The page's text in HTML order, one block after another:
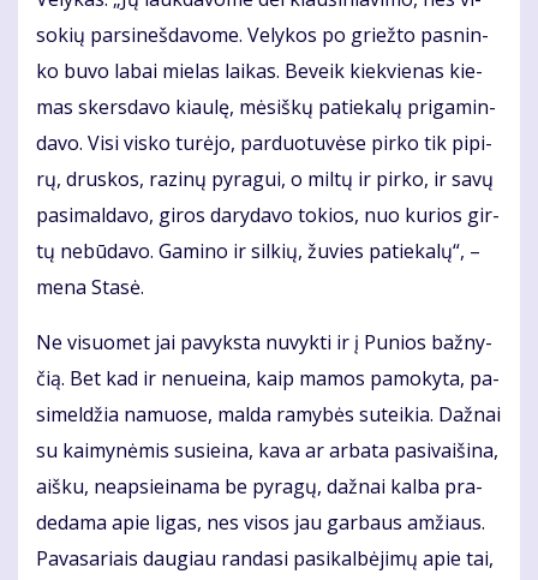
so­kių par­si­neš­da­vo­me. Ve­ly­kos po griež­to pas­nin­
ko bu­vo la­bai mie­las lai­kas. Be­veik kiek­vie­nas kie­
mas skers­da­vo kiau­lę, mė­siš­kų pa­tie­ka­lų pri­ga­min­
da­vo. Vi­si vis­ko tu­rė­jo, par­duo­tu­vė­se pir­ko tik pi­pi­
rų, drus­kos, ra­zi­nų py­ra­gui, o mil­tų ir pir­ko, ir sa­vų
pa­si­mal­da­vo, gi­ros da­ry­da­vo to­kios, nuo ku­rios gir­
tų ne­bū­da­vo. Ga­mi­no ir sil­kių, žu­vies pa­tie­ka­lų“, –
me­na Sta­sė.
Ne vi­suo­met jai pa­vyks­ta nu­vyk­ti ir į Pu­nios baž­ny­
čią. Bet kad ir ne­nu­ei­na, kaip ma­mos pa­mo­ky­ta, pa­
si­mel­džia na­muo­se, mal­da ra­my­bės su­tei­kia. Daž­nai
su kai­my­nė­mis su­si­ei­na, ka­va ar ar­ba­ta pa­si­vai­ši­na,
aiš­ku, neap­si­ei­na­ma be py­ra­gų, daž­nai kal­ba pra­
de­da­ma apie li­gas, nes vi­sos jau gar­baus am­žiaus.
Pa­va­sa­riais dau­giau ran­da­si pa­si­kal­bė­ji­mų apie tai,